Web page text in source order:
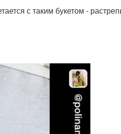
с таким букетом -